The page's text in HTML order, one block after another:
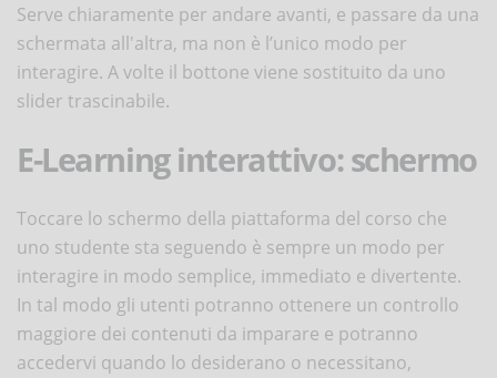
Serve chiaramente per andare avanti, e passare da una
schermata all'altra, ma non è l’unico modo per
interagire. A volte il bottone viene sostituito da uno
slider trascinabile.
E-Learning interattivo: schermo
Toccare lo schermo della piattaforma del corso che
uno studente sta seguendo è sempre un modo per
interagire in modo semplice, immediato e divertente.
In tal modo gli utenti potranno ottenere un controllo
maggiore dei contenuti da imparare e potranno
accedervi quando lo desiderano o necessitano,